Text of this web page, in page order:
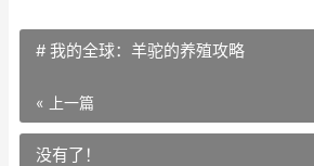
# 我的全球：羊驼的养殖攻略
« 上一篇
没有了！